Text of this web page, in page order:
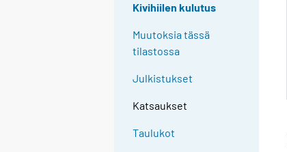
Kivihiilen kulutus
Muutoksia tässä
tilastossa
Julkistukset
Katsaukset
Taulukot